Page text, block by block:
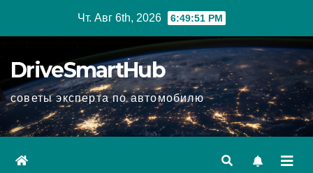
Чт. Авг 6th, 2026 6:49:52 PM
DriveSmartHub
советы эксперта по автомобилю